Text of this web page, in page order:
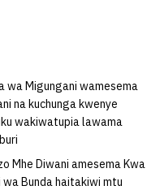
wa Migungani wamesema
na kuchunga kwenye
wakiwatupia lawama
Mhe Diwani amesema Kwa
wa Bunda haitakiwi mtu